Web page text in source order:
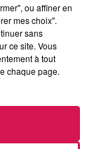
ou affiner en
mes choix".
sans
ce site. Vous
à tout
chaque page.